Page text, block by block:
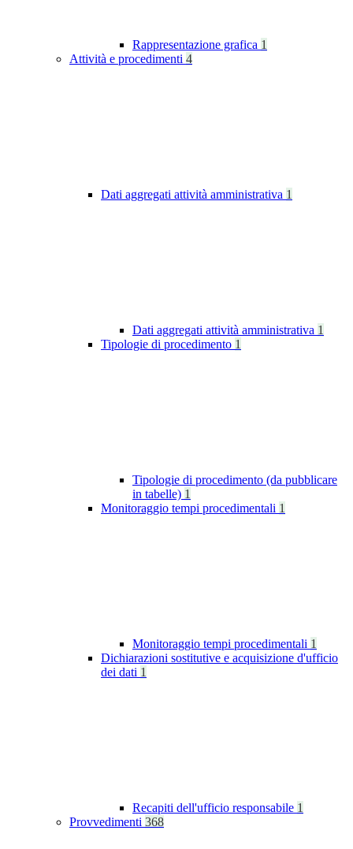
Rappresentazione grafica 1
Attività e procedimenti 4
Dati aggregati attività amministrativa 1
Dati aggregati attività amministrativa 1
Tipologie di procedimento 1
Tipologie di procedimento (da pubblicare
in tabelle) 1
Monitoraggio tempi procedimentali 1
Monitoraggio tempi procedimentali 1
Dichiarazioni sostitutive e acquisizione d'ufficio
dei dati 1
Recapiti dell'ufficio responsabile 1
Provvedimenti 368